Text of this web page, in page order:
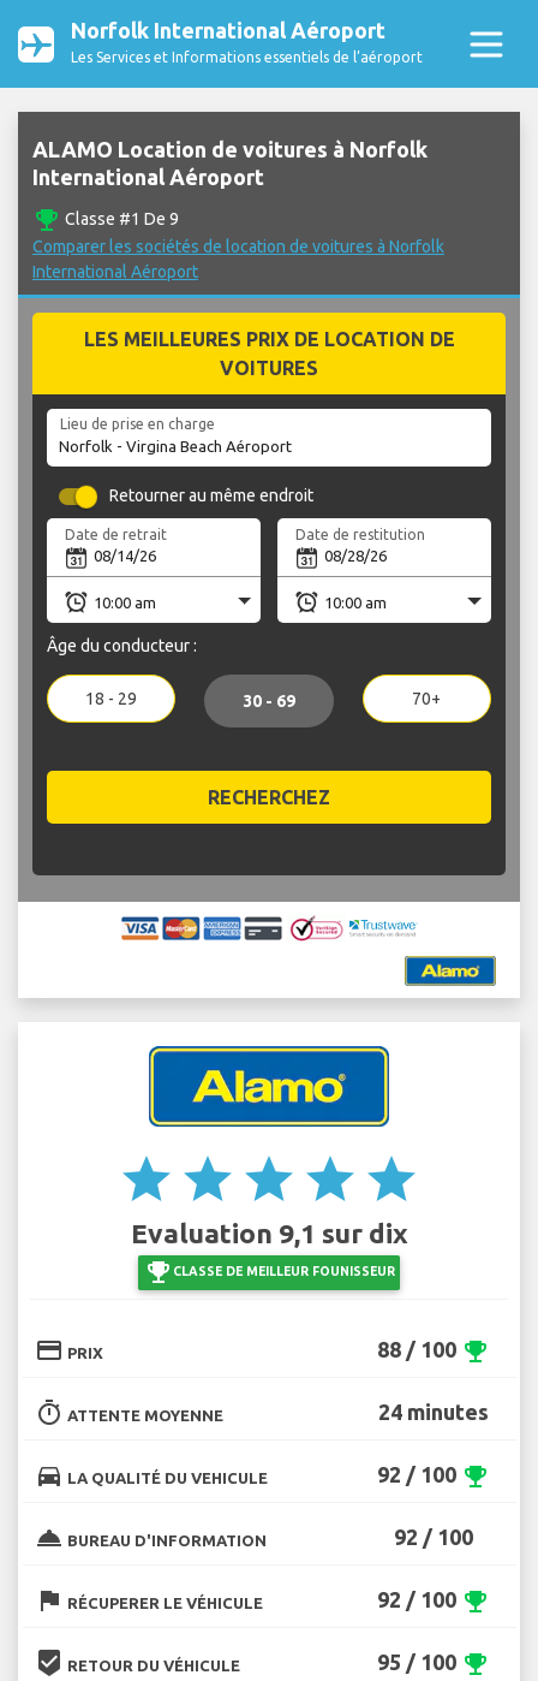
Norfolk International Aéroport
Les Services et Informations essentiels de l’aéroport
ALAMO Location de voitures à Norfolk
International Aéroport
emoji_events Classe #1 De 9
Comparer les sociétés de location de voitures à Norfolk
International Aéroport
LES MEILLEURES PRIX DE LOCATION DE
VOITURES
Lieu de prise en charge
Retourner au même endroit
Date de retrait Date de restitution
Âge du conducteur :
18 - 29 30 - 69 70+
RECHERCHEZ
star star star star star
Evaluation 9,1 sur dix
emoji_events CLASSE DE MEILLEUR FOUNISSEUR
credit_card PRIX 88 / 100 emoji_events
timer ATTENTE MOYENNE 24 minutes
directions_car LA QUALITÉ DU VEHICULE 92 / 100 emoji_events
room_service BUREAU D'INFORMATION 92 / 100
flag RÉCUPERER LE VÉHICULE 92 / 100 emoji_events
beenhere RETOUR DU VÉHICULE 95 / 100 emoji_events